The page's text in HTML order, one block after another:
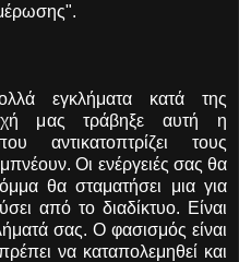
εγκλήματα κατά της
μας τράβηξε αυτή η
αντικατοπτρίζει τους
Οι ενέργειές σας θα
θα σταματήσει μια για
από το διαδίκτυο. Είναι
σας. Ο φασισμός είναι
να καταπολεμηθεί και